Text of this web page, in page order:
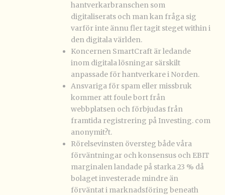
hantverkarbranschen som
digitaliserats och man kan fråga sig
varför inte ännu fler tagit steget within i
den digitala världen.
Koncernen SmartCraft är ledande
inom digitala lösningar särskilt
anpassade för hantverkare i Norden.
Ansvariga för spam eller missbruk
kommer att foule bort från
webbplatsen och förbjudas från
framtida registrering på Investing. com
anonymit?t.
Rörelsevinsten översteg både våra
förväntningar och konsensus och EBIT
marginalen landade på starka 23 % då
bolaget investerade mindre än
förväntat i marknadsföring beneath